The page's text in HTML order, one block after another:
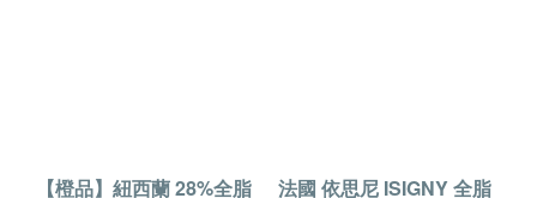
【橙品】紐西蘭 28%全脂
法國 依思尼 ISIGNY 全脂